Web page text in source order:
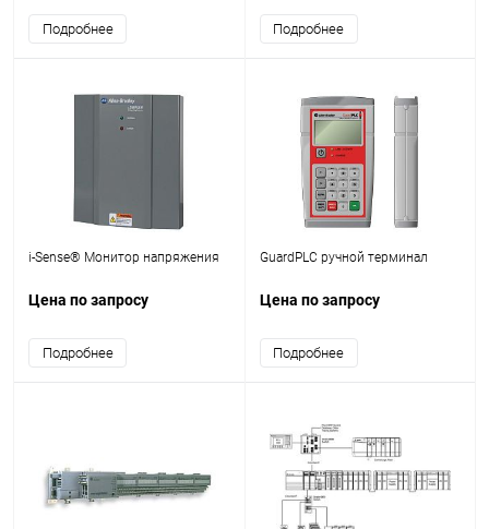
Подробнее Подробнее
i-Sense® Монитор напряжения
Цена по запросу
Подробнее
GuardPLC ручной терминал
Цена по запросу
Подробнее